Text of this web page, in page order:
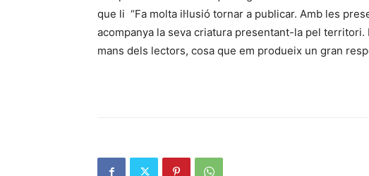
que li “Fa molta il·lusió tornar a publicar. Amb les
acompanya la seva criatura presentant-la pel territori.
mans dels lectors, cosa que em produeix un gran